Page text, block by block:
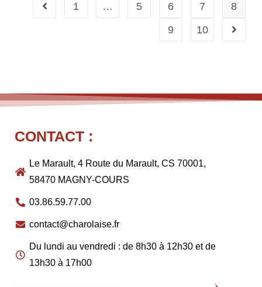
1 … 5 6 7
8
9
10
CONTACT :
Le Marault, 4 Route du Marault, CS 70001,
58470 MAGNY-COURS
03.86.59.77.00
contact@charolaise.fr
Du lundi au vendredi : de 8h30 à 12h30 et de
13h30 à 17h00